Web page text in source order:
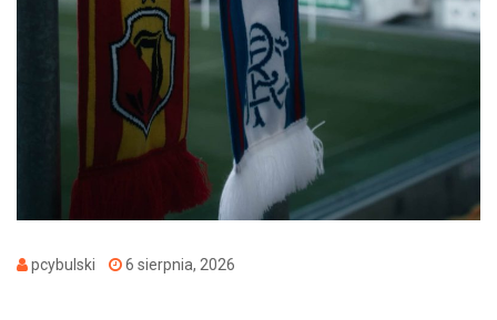
pcybulski 6 sierpnia, 2026